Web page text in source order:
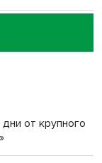
от крупного